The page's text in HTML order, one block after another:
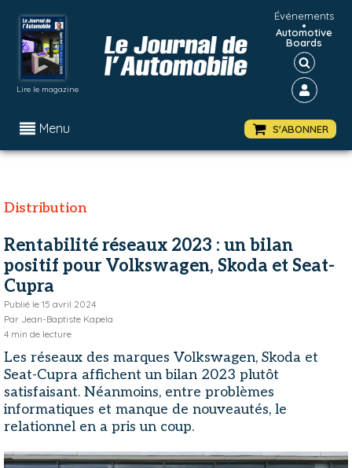
Lire le magazine
Événements
•
Automotive
Boards
Menu S'ABONNER
Distribution
Rentabilité réseaux 2023 : un bilan
positif pour Volkswagen, Skoda et Seat-
Cupra
Publié le 15 avril 2024
Par Jean-Baptiste Kapela
4 min de lecture
Les réseaux des marques Volkswagen, Skoda et
Seat-Cupra affichent un bilan 2023 plutôt
satisfaisant. Néanmoins, entre problèmes
informatiques et manque de nouveautés, le
relationnel en a pris un coup.